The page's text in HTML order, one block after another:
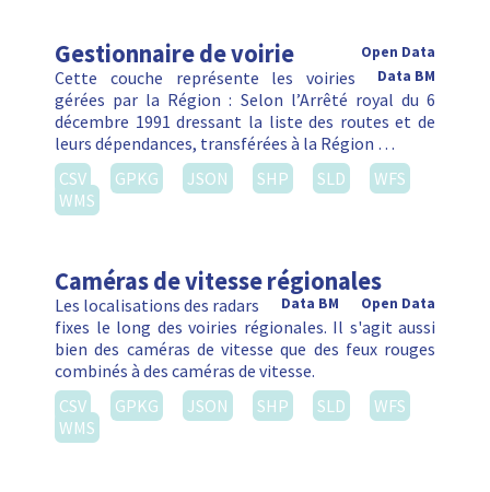
Gestionnaire de voirie
Open Data
Data BM
Cette couche représente les voiries
gérées par la Région : Selon l’Arrêté royal du 6
décembre 1991 dressant la liste des routes et de
leurs dépendances, transférées à la Région …
CSV
GPKG JSON SHP SLD
WFS
WMS
Caméras de vitesse régionales
Open Data
Data BM
Les localisations des radars
fixes le long des voiries régionales. Il s'agit aussi
bien des caméras de vitesse que des feux rouges
combinés à des caméras de vitesse.
CSV
GPKG JSON SHP SLD
WFS
WMS